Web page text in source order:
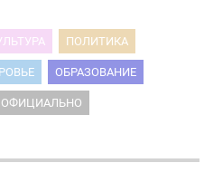
ПОЛИТИКА
ОБРАЗОВАНИЕ
ОФИЦИАЛЬНО